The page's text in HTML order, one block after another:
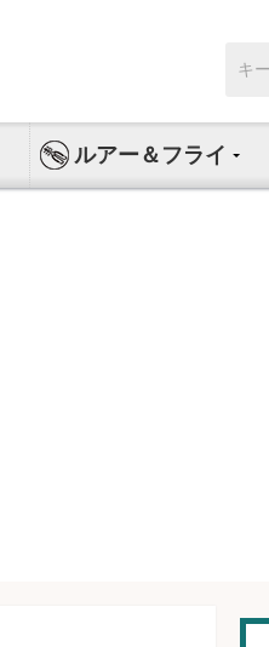
索:
ルアー＆フライ